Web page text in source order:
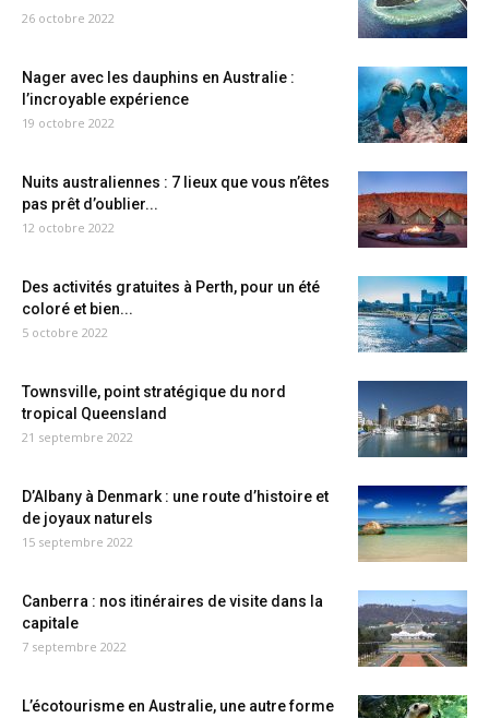
26 octobre 2022
Nager avec les dauphins en Australie :
l’incroyable expérience
19 octobre 2022
Nuits australiennes : 7 lieux que vous n’êtes
pas prêt d’oublier...
12 octobre 2022
Des activités gratuites à Perth, pour un été
coloré et bien...
5 octobre 2022
Townsville, point stratégique du nord
tropical Queensland
21 septembre 2022
D’Albany à Denmark : une route d’histoire et
de joyaux naturels
15 septembre 2022
Canberra : nos itinéraires de visite dans la
capitale
7 septembre 2022
L’écotourisme en Australie, une autre forme